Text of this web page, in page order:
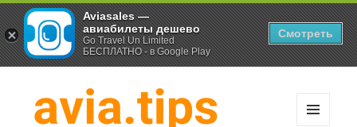
Aviasales —
авиабилеты дешево
Go Travel Un Limited
БЕСПЛАТНО - в Google Play
Смотреть